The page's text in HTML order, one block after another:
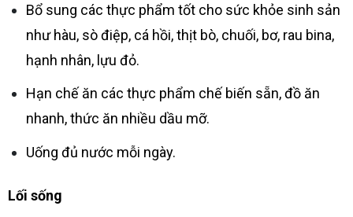
Bổ sung các thực phẩm tốt cho sức khỏe sinh sản
như hàu, sò điệp, cá hồi, thịt bò, chuối, bơ, rau bina,
hạnh nhân, lựu đỏ.
Hạn chế ăn các thực phẩm chế biến sẵn, đồ ăn
nhanh, thức ăn nhiều dầu mỡ.
Uống đủ nước mỗi ngày.
Lối sống